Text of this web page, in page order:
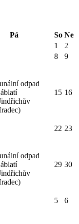
Pá So Ne
1
2
8 9
odpad
15 16
22 23
odpad
29 30
5
6